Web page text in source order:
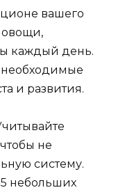
вашего
овощи,
каждый день.
необходимые
и развития.
не
систему.
небольших